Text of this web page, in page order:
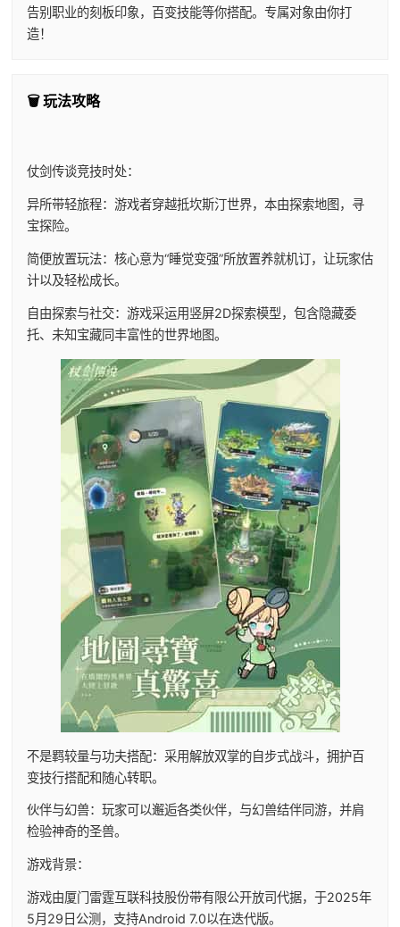
告别职业的刻板印象，百变技能等你搭配。专属对象由你打
造！
🗑️ 玩法攻略
仗剑传谈竞技时处：
异所带轻旅程：游戏者穿越抵坎斯汀世界，本由探索地图，寻
宝探险。
简便放置玩法：核心意为“睡觉变强”所放置养就机订，让玩家估
计以及轻松成长。
自由探索与社交：游戏采运用竖屏2D探索模型，包含隐藏委
托、未知宝藏同丰富性的世界地图。
不是羁较量与功夫搭配：采用解放双掌的自步式战斗，拥护百
变技行搭配和随心转职。
伙伴与幻兽：玩家可以邂逅各类伙伴，与幻兽结伴同游，并肩
检验神奇的圣兽。
游戏背景：
游戏由厦门雷霆互联科技股份带有限公开放司代据，于2025年
5月29日公测，支持Android 7.0以在迭代版。